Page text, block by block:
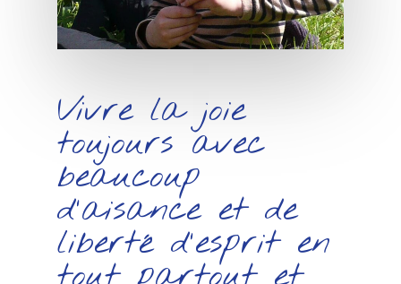
Vivre la joie
toujours avec
beaucoup
d’aisance et de
liberté d’esprit en